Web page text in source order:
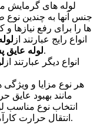
لوله های گرمایش
جنس آنها به چندین
ها را برای رفع نیازها
انواع رایج عبارتند از
لوله.
انواع دیگر عبارتند از
هر نوع مزایا و
مانند بهبود عایق
انتخاب نوع مناسب
انتقال حرارت کارآمد و طول عمر سیستم بسیار مهم است.